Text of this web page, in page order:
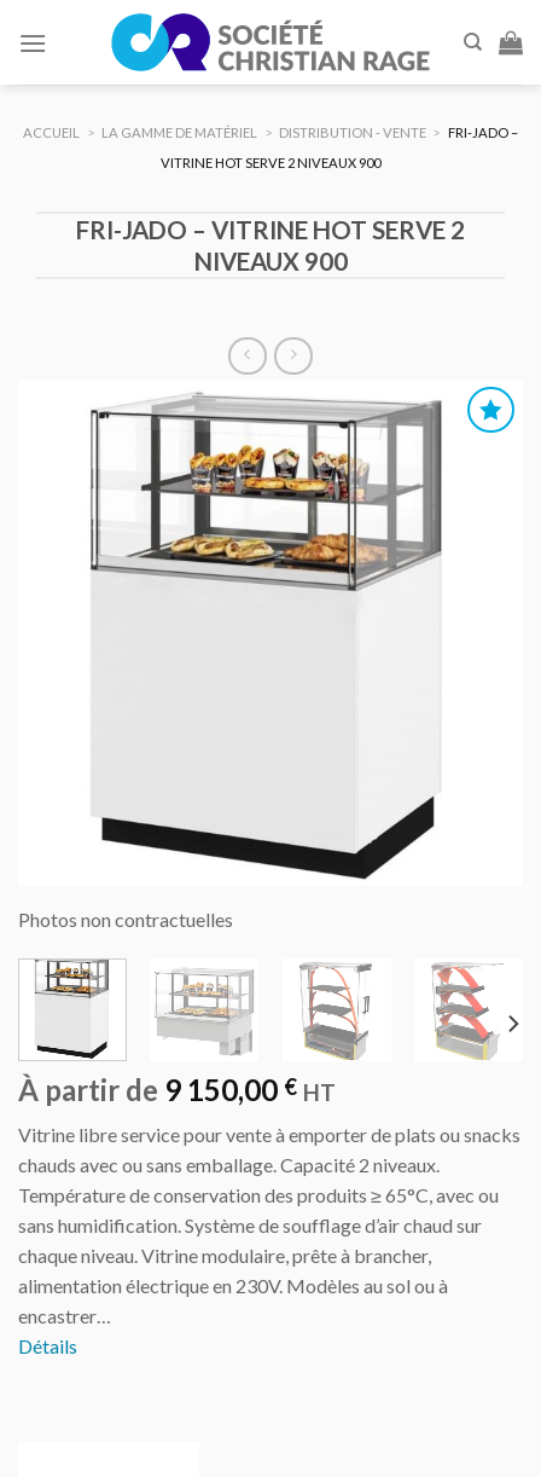
ACCUEIL > LA GAMME DE MATÉRIEL > DISTRIBUTION - VENTE > FRI-JADO –
VITRINE HOT SERVE 2 NIVEAUX 900
FRI-JADO – VITRINE HOT SERVE 2
NIVEAUX 900
AU DEVIS
Photos non contractuelles
À partir de 9 150,00 € HT
Vitrine libre service pour vente à emporter de plats ou snacks
chauds avec ou sans emballage. Capacité 2 niveaux.
Température de conservation des produits ≥ 65°C, avec ou
sans humidification. Système de soufflage d’air chaud sur
chaque niveau. Vitrine modulaire, prête à brancher,
alimentation électrique en 230V. Modèles au sol ou à
encastrer…
Détails